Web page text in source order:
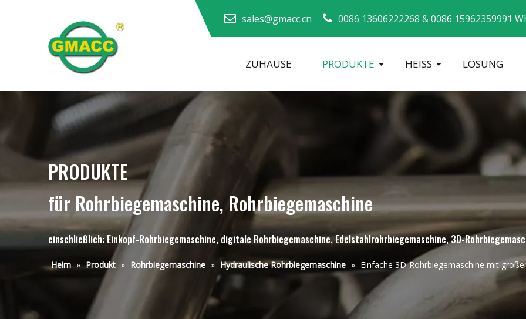
sales@gmacc.cn 0086 13606222268 &0086 15962359991
ZUHAUSE PRODUKTE HEISS LÖSUNG
PRODUKTE
für Rohrbiegemaschine, Rohrbiegemaschine
einschließlich: Einkopf-Rohrbiegemaschine, digitale Rohrbiegemaschine, Edelstahlrohrbiegemaschine, 3D-
Heim » Produkt » Rohrbiegemaschine » Hydraulische Rohrbiegemaschine » Einfache 3D-Rohrbiegemaschine mit